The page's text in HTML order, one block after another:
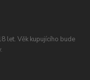
let. Věk kupujícího bude